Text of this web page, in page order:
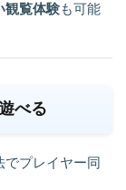
観覧体験も可能
べる
でプレイヤー同